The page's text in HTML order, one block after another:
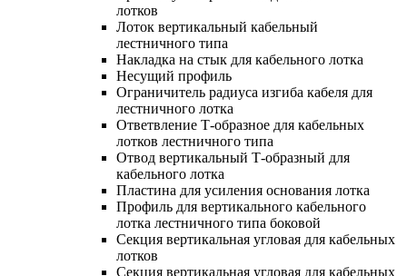
лотков
Лоток вертикальный кабельный
лестничного типа
Накладка на стык для кабельного лотка
Несущий профиль
Ограничитель радиуса изгиба кабеля для
лестничного лотка
Ответвление Т-образное для кабельных
лотков лестничного типа
Отвод вертикальный Т-образный для
кабельного лотка
Пластина для усиления основания лотка
Профиль для вертикального кабельного
лотка лестничного типа боковой
Секция вертикальная угловая для кабельных
лотков
Секция вертикальная угловая для кабельных